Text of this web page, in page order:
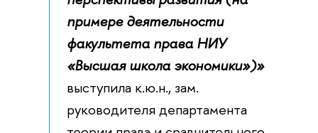
примере деятельности
факультета права НИУ
«Высшая школа экономики»)»
выступила к.ю.н., зам.
руководителя департамента